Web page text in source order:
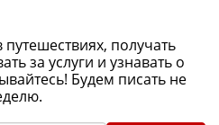
получать
за услуги и узнавать о
Будем писать не